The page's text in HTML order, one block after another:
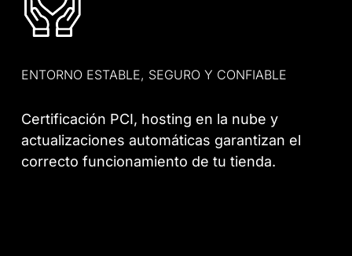
ENTORNO ESTABLE, SEGURO Y CONFIABLE
Certificación PCI, hosting en la nube y
actualizaciones automáticas garantizan el
correcto funcionamiento de tu tienda.